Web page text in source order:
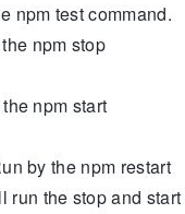
npm test command.
npm stop
npm start
by the npm restart
run the stop and start